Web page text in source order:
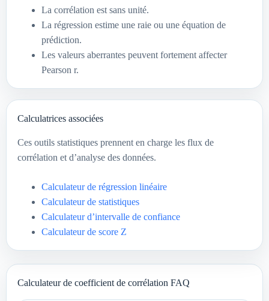
La corrélation est sans unité.
La régression estime une raie ou une équation de
prédiction.
Les valeurs aberrantes peuvent fortement affecter
Pearson r.
Calculatrices associées
Ces outils statistiques prennent en charge les flux de
corrélation et d’analyse des données.
Calculateur de régression linéaire
Calculateur de statistiques
Calculateur d’intervalle de confiance
Calculateur de score Z
Calculateur de coefficient de corrélation FAQ